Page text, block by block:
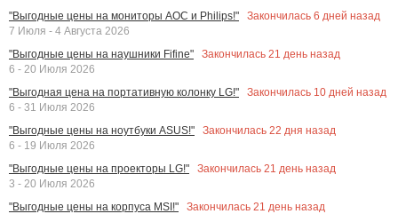
"Выгодные цены на мониторы AOC и Philips!"
Закончилась 6 дней назад
7 Июля - 4 Августа 2026
"Выгодные цены на наушники Fifine"
Закончилась 21 день назад
6 - 20 Июля 2026
"Выгодная цена на портативную колонку LG!"
Закончилась 10 дней назад
6 - 31 Июля 2026
"Выгодные цены на ноутбуки ASUS!"
Закончилась 22 дня назад
6 - 19 Июля 2026
"Выгодные цены на проекторы LG!"
Закончилась 21 день назад
3 - 20 Июля 2026
"Выгодные цены на корпуса MSI!"
Закончилась 21 день назад